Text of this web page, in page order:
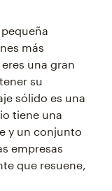
más
una gran
su
sólido es una
tiene una
y un conjunto
empresas
que resuene,